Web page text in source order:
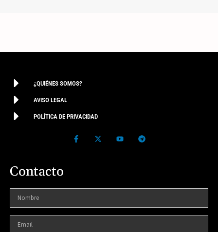
¿QUIÉNES SOMOS?
AVISO LEGAL
POLÍTICA DE PRIVACIDAD
Contacto